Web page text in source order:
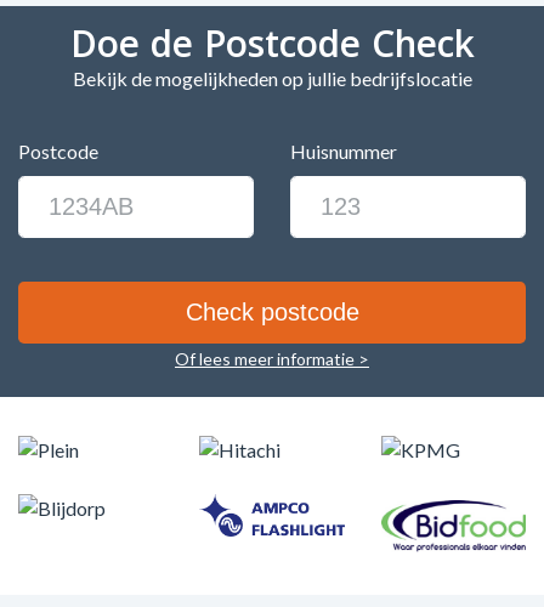
Doe de Postcode Check
Bekijk de mogelijkheden op jullie bedrijfslocatie
Postcode Huisnummer
Of lees meer informatie >